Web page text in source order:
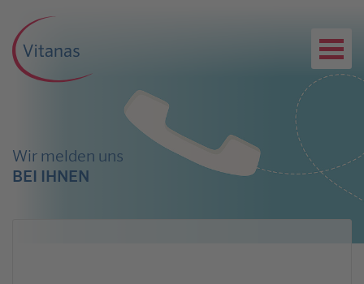
Wir melden uns
BEI IHNEN